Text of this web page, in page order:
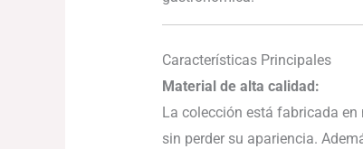
Características Principales
Material de alta calidad:
La colección está fabricada
sin perder su apariencia.